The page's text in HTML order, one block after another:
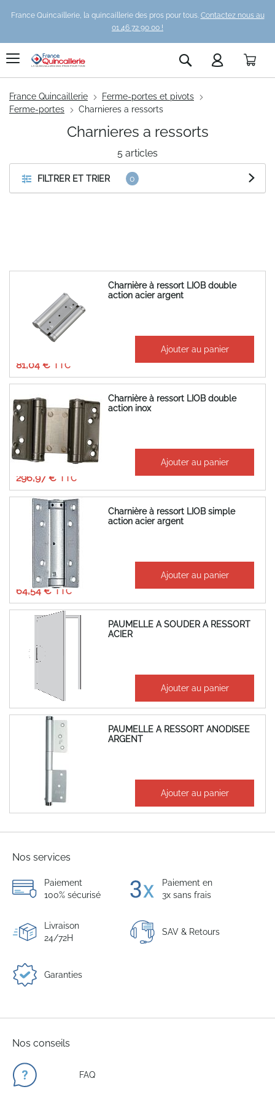
France Quincaillerie, la quincaillerie des pros pour tous. Contactez nous au
01 46 72 90 00 !
Rechercher
France Quincaillerie
Ferme-portes et pivots
Ferme-portes
Charnieres a ressorts
FILTRER ET TRIER
5 articles
Charnieres a ressorts
Charnière à ressort LIOB double
action acier argent
À partir de
81,04 €
Ajouter au panier
Charnière à ressort LIOB double
action inox
À partir de
296,97 €
Ajouter au panier
Charnière à ressort LIOB simple
action acier argent
À partir de
64,54 €
53,78 € Ajouter au panier
PAUMELLE A SOUDER A RESSORT
ACIER
155,08 €
129,23 € Ajouter au panier
PAUMELLE A RESSORT ANODISEE
ARGENT
113,36 €
Ajouter au panier
Nos services
Paiement
100% sécurisé
Paiement en
3x sans frais
Livraison
24/72H
SAV & Retours
Garanties
Nos conseils
FAQ